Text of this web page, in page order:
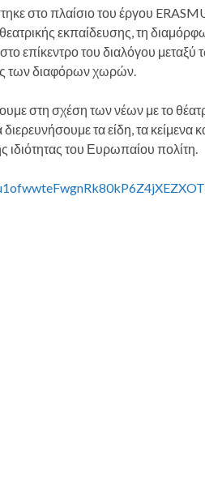
στο πλαίσιο του έργου
εκπαίδευσης, τη
επίκεντρο του διαλόγου μεταξύ
των διαφόρων χωρών.
στη σχέση των νέων με το
τα είδη, τα κείμενα
του Ευρωπαίου πολίτη.